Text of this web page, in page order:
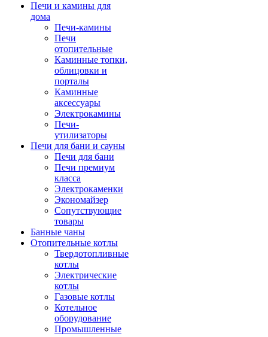
Печи и камины для
дома
Печи-камины
Печи
отопительные
Каминные топки,
облицовки и
порталы
Каминные
аксессуары
Электрокамины
Печи-
утилизаторы
Печи для бани и сауны
Печи для бани
Печи премиум
класса
Электрокаменки
Экономайзер
Сопутствующие
товары
Банные чаны
Отопительные котлы
Твердотопливные
котлы
Электрические
котлы
Газовые котлы
Котельное
оборудование
Промышленные